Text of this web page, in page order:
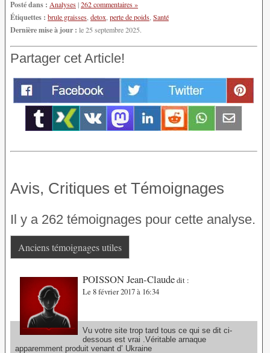
Posté dans : Analyses|262 commentaires »
Étiquettes : brule graisses,detox,perte de poids,Santé
Dernière mise à jour : le 25 septembre 2025.
Partager cet Article!
Avis, Critiques et Témoignages
Il y a 262 témoignages pour cette analyse.
Anciens témoignages utiles
POISSON Jean-Claudedit :
Le 8 février 2017 à 16:34
Vu votre site trop tard tous ce qui se dit ci-
dessous est vrai .Véritable arnaque
apparemment produit venant d’ Ukraine